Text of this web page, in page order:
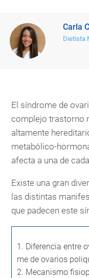
Carla
Dietista
El síndrome de
complejo trastorno
altamente
metabólico-
afecta a una de
Existe una gran
las distintas
que padecen este
1. Diferencia entre
me de ovarios
2. Mecanismo